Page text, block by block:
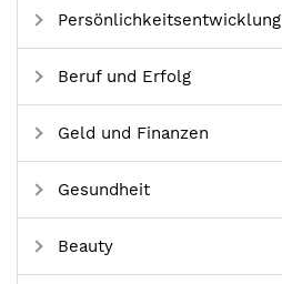
Persönlichkeitsentwicklung
Beruf und Erfolg
Geld und Finanzen
Gesundheit
Beauty